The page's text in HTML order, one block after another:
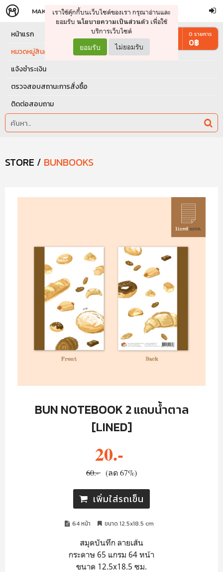
จัดการรถเข็น ดำเนินการต่อ
MAKERS STORE
เราใช้คุ๊กกี้บนเว็บไซต์ของเรา กรุณาอ่านและ
ยอมรับ นโยบายความเป็นส่วนตัว เพื่อใช้
บริการเว็บไซต์
ยอมรับ ไม่ยอมรับ
หน้าแรก
หมวดหมู่สินค้า
แจ้งชำระเงิน
ตรวจสอบสถานะการสั่งซื้อ
ติดต่อสอบถาม
0 รายการ
0฿
STORE / BUNBOOKS
BUN NOTEBOOK 2 แถบน้ำตาล
[LINED]
20.-
60.- (ลด 67%)
เพิ่มใส่รถเข็น
64 หน้า ขนาด 12.5x18.5 cm
สมุดบันทึก ลายเส้น
กระดาษ 65 แกรม 64 หน้า
ขนาด 12.5x18.5 ซม.